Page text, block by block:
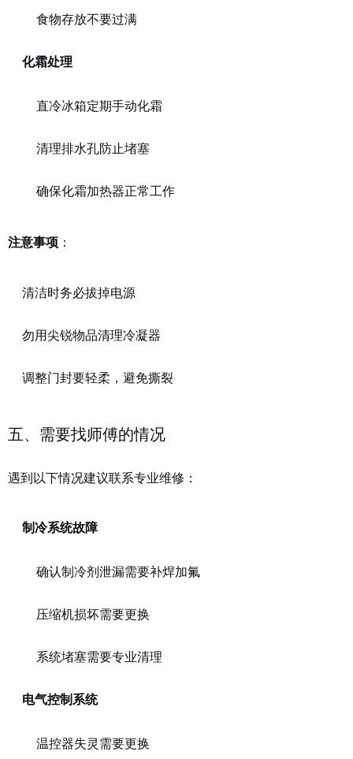
食物存放不要过满
化霜处理
直冷冰箱定期手动化霜
清理排水孔防止堵塞
确保化霜加热器正常工作
注意事项 ：
清洁时务必拔掉电源
勿用尖锐物品清理冷凝器
调整门封要轻柔，避免撕裂
五、需要找师傅的情况
遇到以下情况建议联系专业维修：
制冷系统故障
确认制冷剂泄漏需要补焊加氟
压缩机损坏需要更换
系统堵塞需要专业清理
电气控制系统
温控器失灵需要更换